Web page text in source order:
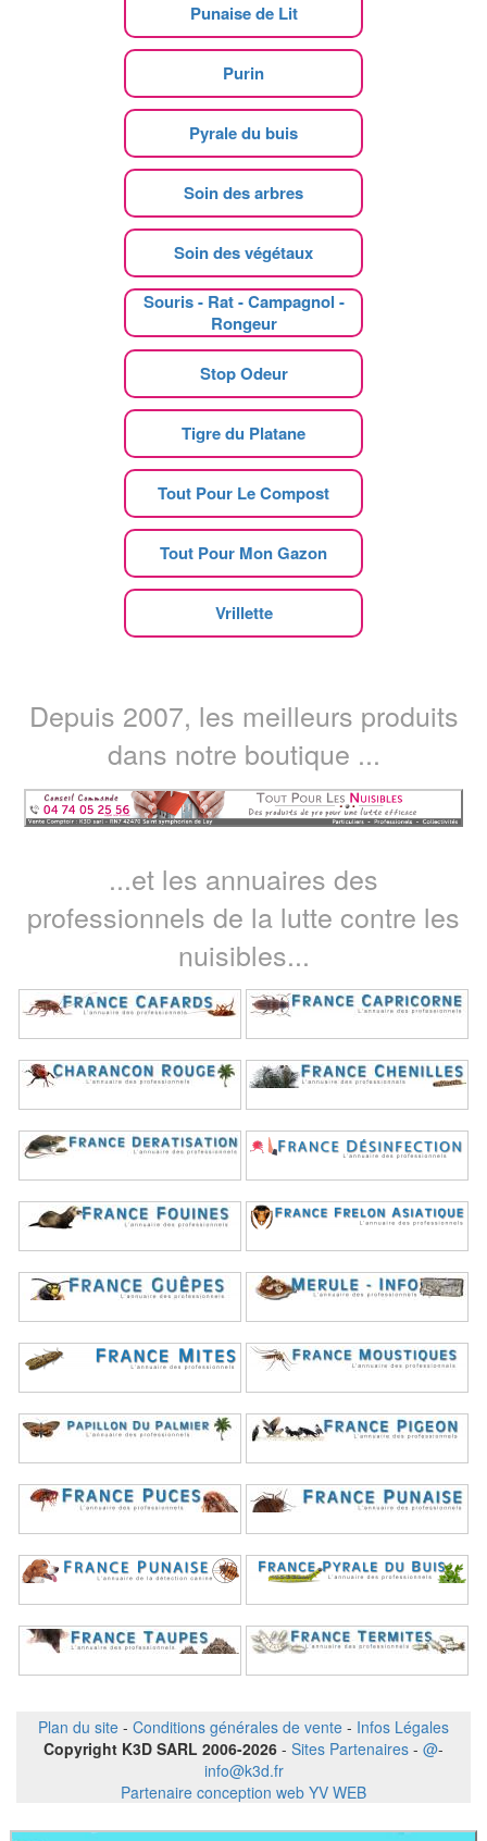
Punaise de Lit
Purin
Pyrale du buis
Soin des arbres
Soin des végétaux
Souris - Rat - Campagnol -
Rongeur
Stop Odeur
Tigre du Platane
Tout Pour Le Compost
Tout Pour Mon Gazon
Vrillette
Depuis 2007, les meilleurs produits
dans notre boutique ...
...et les annuaires des
professionnels de la lutte contre les
nuisibles...
Plan du site - Conditions générales de vente - Infos Légales
Copyright K3D SARL 2006-2026 - Sites Partenaires - @-
info@k3d.fr
Partenaire conception web YV WEB